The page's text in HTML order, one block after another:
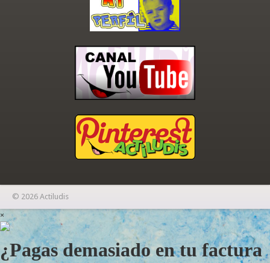
© 2026 Actiludis
×
¿Pagas demasiado en tu factura